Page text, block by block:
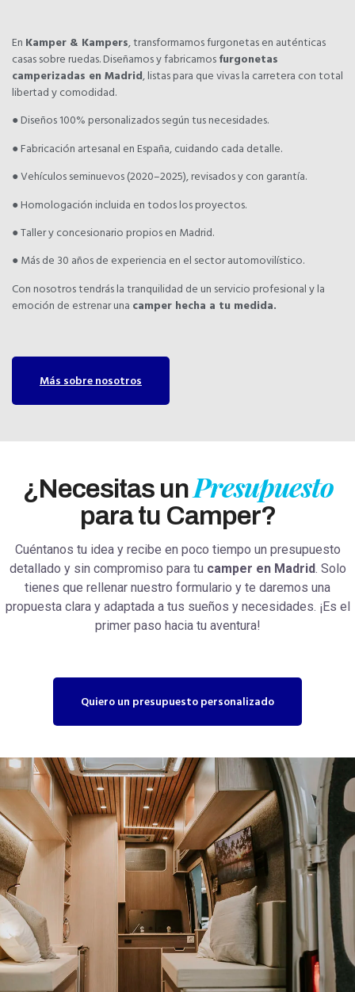
En Kamper & Kampers, transformamos furgonetas en auténticas
casas sobre ruedas. Diseñamos y fabricamosfurgonetas
camperizadas en Madrid, listas para que vivas la carretera con total
libertad y comodidad.
● Diseños 100% personalizados según tus necesidades.
● Fabricación artesanal en España, cuidando cada detalle.
● Vehículos seminuevos (2020–2025), revisados y con garantía.
● Homologación incluida en todos los proyectos.
● Taller y concesionario propios en Madrid.
● Más de 30 años de experiencia en el sector automovilístico.
Con nosotros tendrás la tranquilidad de un servicio profesional y la
emoción de estrenar una camper hecha a tu medida.
Más sobre nosotros
¿Necesitas unPresupuesto
para tu Camper?
Cuéntanos tu idea y recibe en poco tiempo un presupuesto
detallado y sin compromiso para tu camper en Madrid. Solo
tienes que rellenar nuestro formulario y te daremos una
propuesta clara y adaptada a tus sueños y necesidades. ¡Es el
primer paso hacia tu aventura!
Quiero un presupuesto personalizado